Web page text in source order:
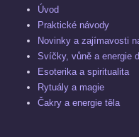
Úvod
Praktické návody
Novinky a zajímavosti
Svíčky, vůně a energie
Esoterika a spiritualita
Rytuály a magie
Čakry a energie těla